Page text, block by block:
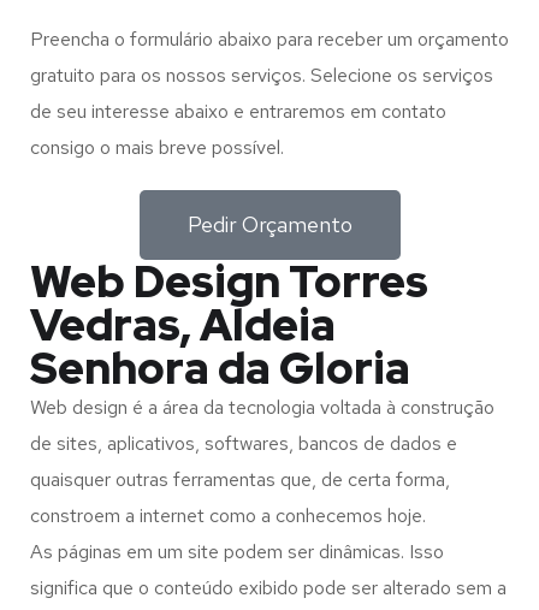
Preencha o formulário abaixo para receber um orçamento
gratuito para os nossos serviços. Selecione os serviços
de seu interesse abaixo e entraremos em contato
consigo o mais breve possível.
Pedir Orçamento
Web Design Torres
Vedras, Aldeia
Senhora da Gloria
Web design é a área da tecnologia voltada à construção
de sites, aplicativos, softwares, bancos de dados e
quaisquer outras ferramentas que, de certa forma,
constroem a internet como a conhecemos hoje.
As páginas em um site podem ser dinâmicas. Isso
significa que o conteúdo exibido pode ser alterado sem a